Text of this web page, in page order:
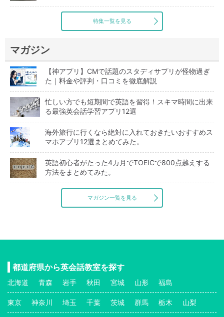
特集一覧を見る
マガジン
【神アプリ】CMで話題のスタディサプリが怪物過ぎ
た｜料金や評判・口コミを徹底解説
忙しい方でも短期間で英語を習得！スキマ時間に出来
る最強英会話学習アプリ12選
海外旅行に行くなら絶対に入れておきたいおすすめス
マホアプリ12選まとめてみた。
英語初心者がたった4カ月でTOEICで800点越えする
方法をまとめてみた。
マガジン一覧を見る
都道府県から英会話教室を探す
北海道 青森 岩手 秋田 宮城 山形 福島
東京 神奈川 埼玉 千葉 茨城 群馬 栃木 山梨